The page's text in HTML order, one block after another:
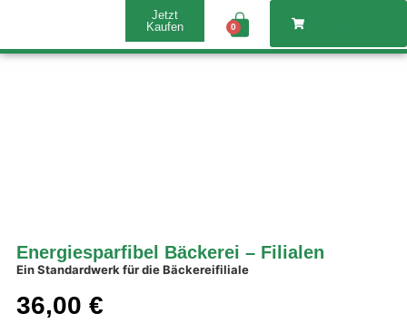
Jetzt
Kaufen
0
Energiesparfibel Bäckerei – Filialen
Ein Standardwerk für die Bäckereifiliale
36,00 €